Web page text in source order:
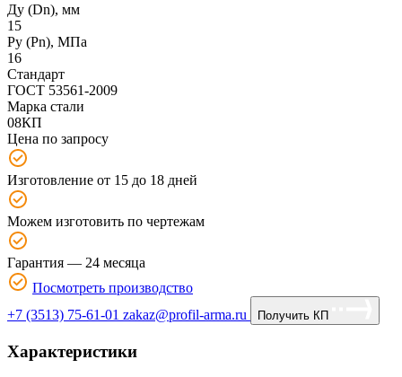
Ду (Dn), мм
15
Ру (Рn), МПа
16
Стандарт
ГОСТ 53561-2009
Марка стали
08КП
Цена по запросу
Изготовление от 15 до 18 дней
Можем изготовить по чертежам
Гарантия — 24 месяца
Посмотреть производство
+7 (3513) 75-61-01 zakaz@profil-arma.ru Получить КП
Характеристики